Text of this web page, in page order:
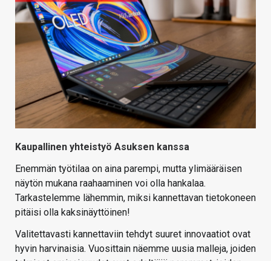
KAUPPA
VAIHDA TEEMA
HAKU
Kaupallinen yhteistyö Asuksen kanssa
Enemmän työtilaa on aina parempi, mutta ylimääräisen
näytön mukana raahaaminen voi olla hankalaa.
Tarkastelemme lähemmin, miksi kannettavan tietokoneen
pitäisi olla kaksinäyttöinen!
Valitettavasti kannettaviin tehdyt suuret innovaatiot ovat
hyvin harvinaisia. Vuosittain näemme uusia malleja, joiden